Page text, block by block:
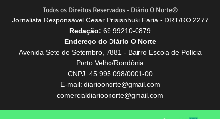
Todos os Direitos Reservados - Diário O Norte©
Jornalista Responsável Cesar Prisisnhuki Faria - DRT/RO 2277
Redação: 69 99210-0879
Endereço do Diário O Norte
Avenida Sete de Setembro, 7881 - Bairro Escola de Polícia
Porto Velho/Rondônia
CNPJ: 45.995.098/0001-00
E-mail: diarioonorte@gmail.com
comercialdiarioonorte@gmail.com